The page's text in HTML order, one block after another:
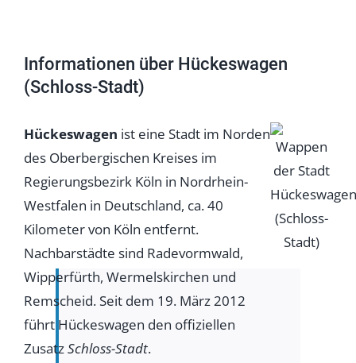
Informationen über Hückeswagen
(Schloss-Stadt)
Hückeswagen ist eine Stadt im Norden
des Oberbergischen Kreises im
Regierungsbezirk Köln in Nordrhein-
Westfalen in Deutschland, ca. 40
Kilometer von Köln entfernt.
Nachbarstädte sind Radevormwald,
Wipperfürth, Wermelskirchen und
Remscheid. Seit dem 19. März 2012
führt Hückeswagen den offiziellen
ZusatzSchloss-Stadt.